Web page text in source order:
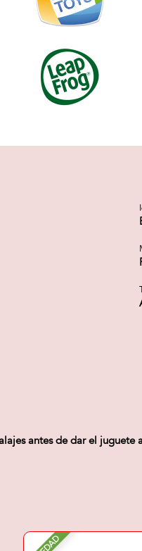
antes de dar el juguete